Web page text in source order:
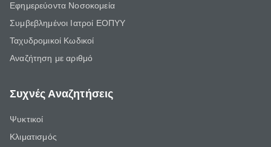
Εφημερεύοντα Νοσοκομεία
Συμβεβλημένοι Ιατροί ΕΟΠΥΥ
Ταχυδρομικοί Κωδικοί
Αναζήτηση με αριθμό
Συχνές Αναζητήσεις
Ψυκτικοί
Κλιματισμός